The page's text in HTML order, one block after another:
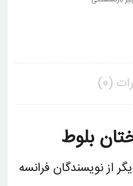
(0)
بلوط
از نویسندگان فرانسه